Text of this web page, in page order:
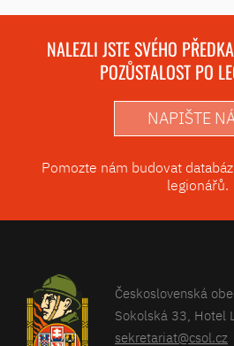
NALEZLI JSTE SVÉHO
POZŮSTALOST PO
NAPIŠTE
Pomozte nám budovat
legionářů.
Československá
Sokolská 33, Hotel
sekretariat@csol.cz